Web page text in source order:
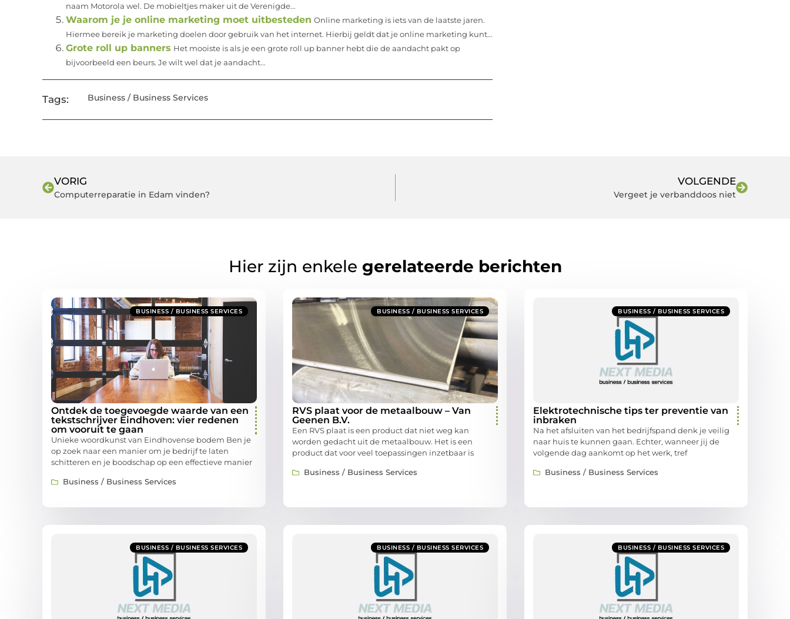
naam Motorola wel. De mobieltjes maker uit de Verenigde...
Waarom je je online marketing moet uitbesteden Online marketing is iets van de laatste jaren.
Hiermee bereik je marketing doelen door gebruik van het internet. Hierbij geldt dat je online marketing kunt...
Grote roll up banners Het mooiste is als je een grote roll up banner hebt die de aandacht pakt op
bijvoorbeeld een beurs. Je wilt wel dat je aandacht...
Tags: Business / Business Services
VORIG
Computerreparatie in Edam vinden?
VOLGENDE
Vergeet je verbanddoos niet
Hier zijn enkele gerelateerde berichten
BUSINESS / BUSINESS SERVICES
Ontdek de toegevoegde waarde van een
tekstschrijver Eindhoven: vier redenen
om vooruit te gaan
Unieke woordkunst van Eindhovense bodem Ben je
op zoek naar een manier om je bedrijf te laten
schitteren en je boodschap op een effectieve manier
Business / Business Services
BUSINESS / BUSINESS SERVICES
RVS plaat voor de metaalbouw – Van
Geenen B.V.
Een RVS plaat is een product dat niet weg kan
worden gedacht uit de metaalbouw. Het is een
product dat voor veel toepassingen inzetbaar is
Business / Business Services
BUSINESS / BUSINESS SERVICES
Elektrotechnische tips ter preventie van
inbraken
Na het afsluiten van het bedrijfspand denk je veilig
naar huis te kunnen gaan. Echter, wanneer jij de
volgende dag aankomt op het werk, tref
Business / Business Services
BUSINESS / BUSINESS SERVICES BUSINESS / BUSINESS SERVICES BUSINESS / BUSINESS SERVICES